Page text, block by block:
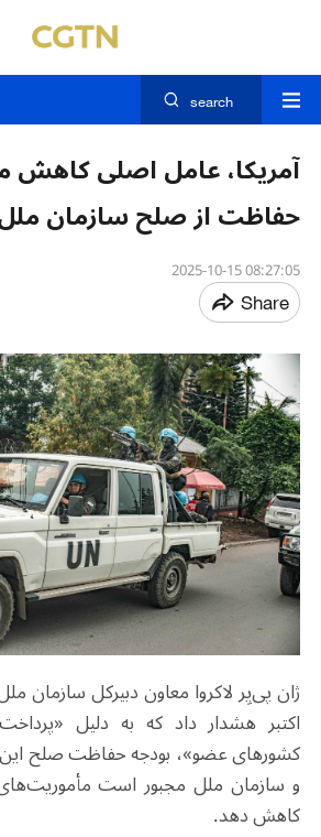
search
آمریکا، عامل اصلی کاهش
حفاظت از صلح سازمان
08:27:05 2025-10-15
Share
اکتبر هشدار داد که به دلیل
کشورهای عضو»، بودجه حفاظت صلح
و سازمان ملل مجبور است
کاهش دهد.